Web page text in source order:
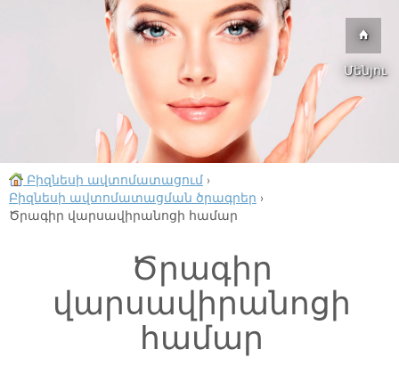
Մենյու
Բիզնեսի ավտոմատացում ›
Բիզնեսի ավտոմատացման ծրագրեր ›
Ծրագիր վարսավիրանոցի համար
Ծրագիր
վարսավիրանոցի
համար